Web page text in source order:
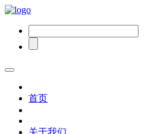
首页
关于我们